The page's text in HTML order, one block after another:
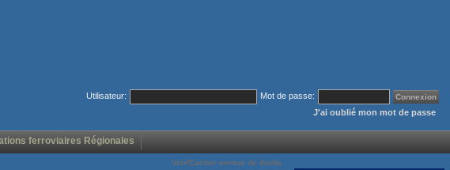
Utilisateur:
Mot de passe:
J'ai oublié mon mot de passe
ferroviaires Régionales
Voir/Cacher menus de droite